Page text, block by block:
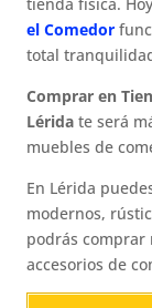
el Comedor
total
Comprar en
Lérida te será
muebles de
En Lérida
modernos,
podrás comprar
accesorios de